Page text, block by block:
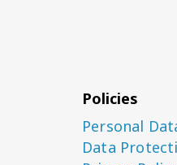
Policies
Personal
Data